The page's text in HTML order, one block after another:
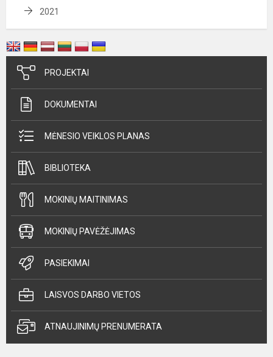
2021
PROJEKTAI
DOKUMENTAI
MĖNESIO VEIKLOS PLANAS
BIBLIOTEKA
MOKINIŲ MAITINIMAS
MOKINIŲ PAVĖŽĖJIMAS
PASIEKIMAI
LAISVOS DARBO VIETOS
ATNAUJINIMŲ PRENUMERATA